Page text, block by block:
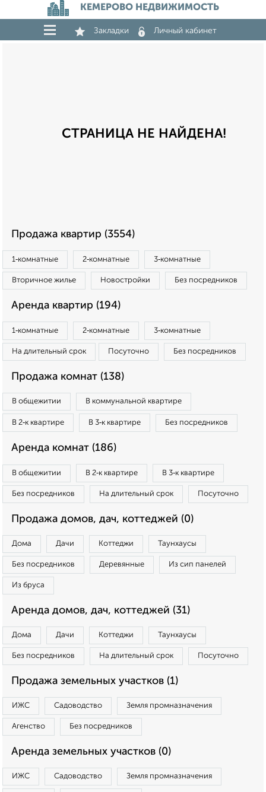
КЕМЕРОВО НЕДВИЖИМОСТЬ
Закладки Личный кабинет
СТРАНИЦА НЕ НАЙДЕНА!
Продажа квартир (3554)
1‑комнатные 2‑комнатные 3‑комнатные
Вторичное жилье Новостройки Без посредников
Аренда квартир (194)
1‑комнатные 2‑комнатные 3‑комнатные
На длительный срок Посуточно Без посредников
Продажа комнат (138)
В общежитии В коммунальной квартире
В 2‑к квартире В 3‑к квартире Без посредников
Аренда комнат (186)
В общежитии В 2‑к квартире В 3‑к квартире
Без посредников На длительный срок Посуточно
Продажа домов, дач, коттеджей (0)
Дома Дачи Коттеджи Таунхаусы
Без посредников Деревянные Из сип панелей
Из бруса
Аренда домов, дач, коттеджей (31)
Дома Дачи Коттеджи Таунхаусы
Без посредников На длительный срок Посуточно
Продажа земельных участков (1)
ИЖС Садоводство Земля промназначения
Агенство Без посредников
Аренда земельных участков (0)
ИЖС Садоводство Земля промназначения